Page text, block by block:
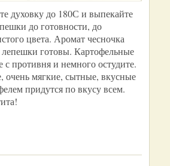
духовку до 180С и выпекайте
до готовности, до
цвета. Аромат чесночка
лепешки готовы. Картофельные
противня и немного остудите.
очень мягкие, сытные, вкусные
придутся по вкусу всем.